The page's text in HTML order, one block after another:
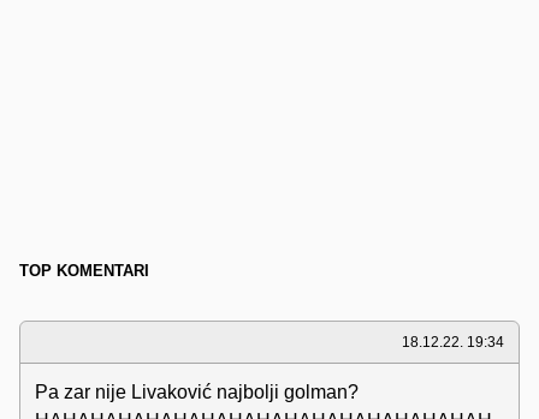
TOP KOMENTARI
18.12.22. 19:34
Pa zar nije Livaković najbolji golman?